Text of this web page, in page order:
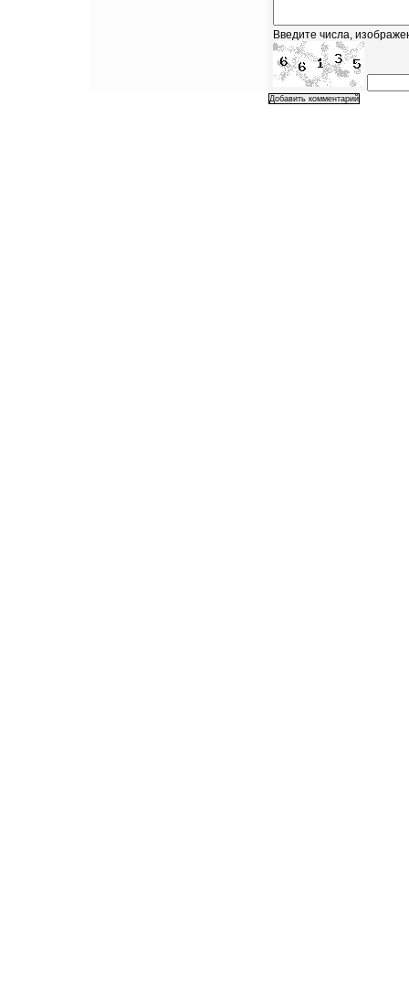
Введите числа,